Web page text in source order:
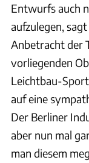
Entwurfs auch
aufzulegen,
Anbetracht der
vorliegenden
Leichtbau-
auf eine
Der Berliner
aber nun mal
man diesem